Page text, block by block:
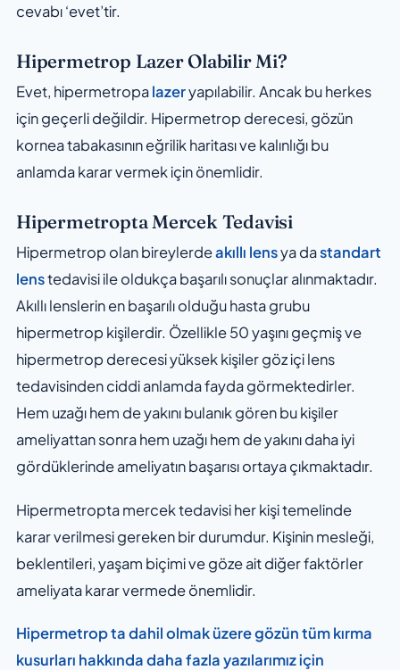
cevabı ‘evet’tir.
Hipermetrop Lazer Olabilir Mi?
Evet, hipermetropalazeryapılabilir. Ancak bu herkes
için geçerli değildir. Hipermetrop derecesi, gözün
kornea tabakasının eğrilik haritası ve kalınlığı bu
anlamda karar vermek için önemlidir.
Hipermetropta Mercek Tedavisi
Hipermetrop olan bireylerdeakıllı lensya dastandart
lenstedavisi ile oldukça başarılı sonuçlar alınmaktadır.
Akıllı lenslerin en başarılı olduğu hasta grubu
hipermetrop kişilerdir. Özellikle 50 yaşını geçmiş ve
hipermetrop derecesi yüksek kişiler göz içi lens
tedavisinden ciddi anlamda fayda görmektedirler.
Hem uzağı hem de yakını bulanık gören bu kişiler
ameliyattan sonra hem uzağı hem de yakını daha iyi
gördüklerinde ameliyatın başarısı ortaya çıkmaktadır.
Hipermetropta mercek tedavisi her kişi temelinde
karar verilmesi gereken bir durumdur. Kişinin mesleği,
beklentileri, yaşam biçimi ve göze ait diğer faktörler
ameliyata karar vermede önemlidir.
Hipermetrop ta dahil olmak üzere gözün tüm kırma
kusurları hakkında daha fazla yazılarımız için